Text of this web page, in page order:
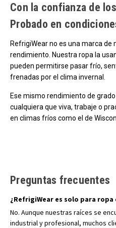
Con la confianza de
Probado en
RefrigiWear no es una marca de
rendimiento. Nuestra ropa la
pueden permitirse pasar frío,
frenadas por el clima invernal.
Ese mismo rendimiento de
cualquiera que viva, trabaje o
en climas fríos como el de
Preguntas frecuentes
¿RefrigiWear es solo para
No. Aunque nuestras raíces se
industrial y profesional, muchos